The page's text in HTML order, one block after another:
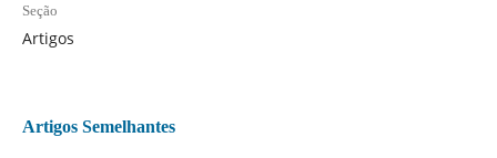
Seção
Artigos
Artigos Semelhantes